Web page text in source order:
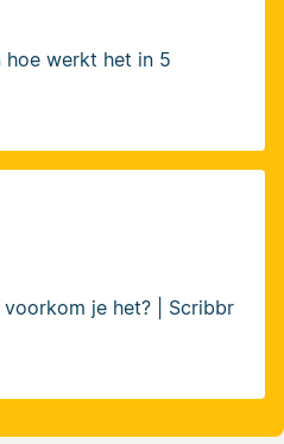
hoe werkt het in 5
je het? | Scribbr